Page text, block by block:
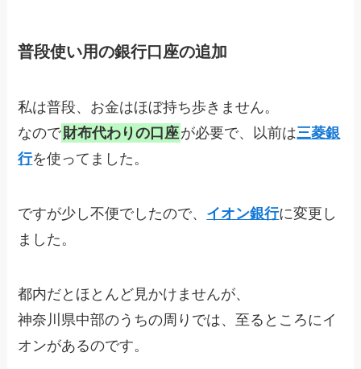
普段使い用の銀行口座の追加
私は普段、お金はほぼ持ち歩きません。
なので財布代わりの口座が必要で、以前は三菱銀
行を使ってました。
ですが少し不便でしたので、 イオン銀行に変更し
ました。
都内だとほとんど見かけませんが、
神奈川県中部のうちの周りでは、至るところにイ
オンがあるのです。